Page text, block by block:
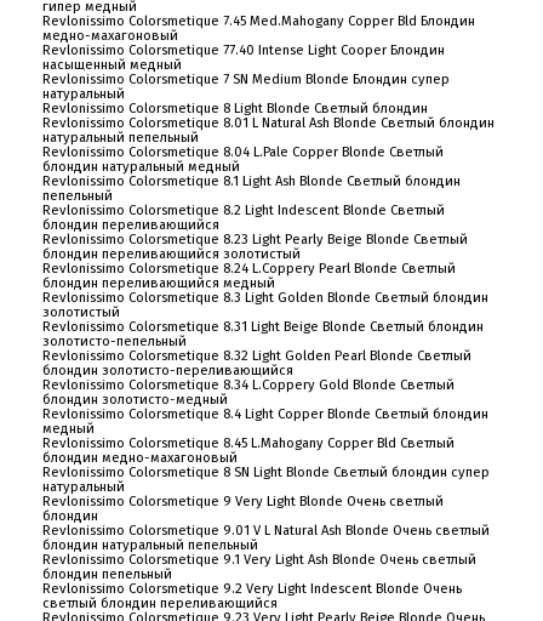
гипер медный
Revlonissimo Colorsmetique 7.45 Med.Mahogany Copper Bld Блондин
медно-махагоновый
Revlonissimo Colorsmetique 77.40 Intense Light Cooper Блондин
насыщенный медный
Revlonissimo Colorsmetique 7 SN Medium Blonde Блондин супер
натуральный
Revlonissimo Colorsmetique 8 Light Blonde Светлый блондин
Revlonissimo Colorsmetique 8.01 L Natural Ash Blonde Светлый блондин
натуральный пепельный
Revlonissimo Colorsmetique 8.04 L.Pale Copper Blonde Светлый
блондин натуральный медный
Revlonissimo Colorsmetique 8.1 Light Ash Blonde Светлый блондин
пепельный
Revlonissimo Colorsmetique 8.2 Light Indescent Blonde Светлый
блондин переливающийся
Revlonissimo Colorsmetique 8.23 Light Pearly Beige Blonde Светлый
блондин переливающийся золотистый
Revlonissimo Colorsmetique 8.24 L.Coppery Pearl Blonde Светлый
блондин переливающийся медный
Revlonissimo Colorsmetique 8.3 Light Golden Blonde Светлый блондин
золотистый
Revlonissimo Colorsmetique 8.31 Light Beige Blonde Светлый блондин
золотисто-пепельный
Revlonissimo Colorsmetique 8.32 Light Golden Pearl Blonde Светлый
блондин золотисто-переливающийся
Revlonissimo Colorsmetique 8.34 L.Coppery Gold Blonde Светлый
блондин золотисто-медный
Revlonissimo Colorsmetique 8.4 Light Copper Blonde Светлый блондин
медный
Revlonissimo Colorsmetique 8.45 L.Mahogany Copper Bld Светлый
блондин медно-махагоновый
Revlonissimo Colorsmetique 8 SN Light Blonde Светлый блондин супер
натуральный
Revlonissimo Colorsmetique 9 Very Light Blonde Очень светлый
блондин
Revlonissimo Colorsmetique 9.01 V L Natural Ash Blonde Очень светлый
блондин натуральный пепельный
Revlonissimo Colorsmetique 9.1 Very Light Ash Blonde Очень светлый
блондин пепельный
Revlonissimo Colorsmetique 9.2 Very Light Indescent Blonde Очень
светлый блондин переливающийся
О компании
Ваша скидка